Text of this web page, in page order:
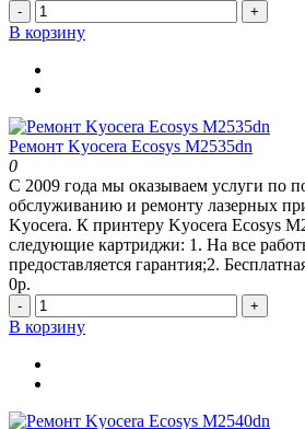
- +
В корзину
Ремонт Kyocera Ecosys M2535dn
0
С 2009 года мы оказываем услуги по
обслуживанию и ремонту лазерных
Kyocera. К принтеру Kyocera Ecosys
следующие картриджи: 1. На все
предоставляется гарантия;2.
0р.
- +
В корзину